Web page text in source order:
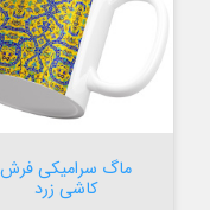
ماگ سرامیکی فرش
کاشی زرد